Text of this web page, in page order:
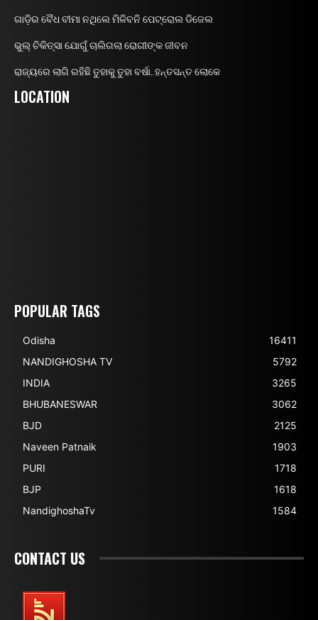
ଗାଡ଼ିର ବୈଧ ବୀମା ନଥିଲେ ମିଳିବନି ପେଟ୍ରୋଲ ଡିଜେଲ
ଭୁଲ୍ ଚିକିତ୍ସା ଯୋଗୁଁ ଚାଲିଗଲା ରୋଗୀଙ୍କ ଜୀବନ
ରାଜ୍ୟରେ ଲାଗି ରହିଛି ତୁହାକୁ ତୁହା ବର୍ଷା..ହନ୍ତସନ୍ତ ଲୋକେ
LOCATION
POPULAR TAGS
Odisha
16411
NANDIGHOSHA TV
5792
INDIA
3265
BHUBANESWAR
3062
BJD
2125
Naveen Patnaik
1903
PURI
1718
BJP
1618
NandighoshaTv
1584
CONTACT US